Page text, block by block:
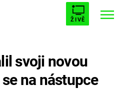
ŽIVĚ
AVENGERS 5
svoji novou
na nástupce